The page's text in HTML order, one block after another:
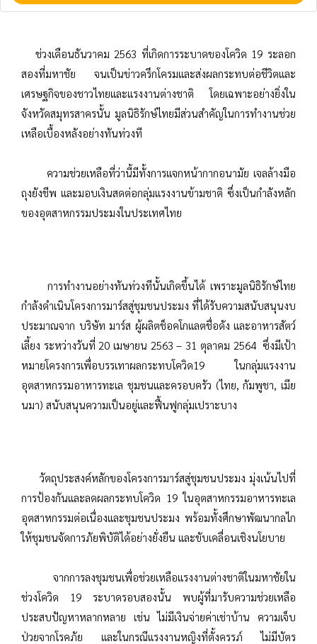
ช่วงเดือนธันวาคม 2563 ที่เกิดการระบาดของโควิด 19 ระลอก
สองที่มหาชัย จนเป็นข่าวครึกโครมและส่งผลกระทบต่อชีวิตและ
เศรษฐกิจของชาวไทยและแรงงานต่างชาติ โดยเฉพาะอย่างยิ่งใน
จังหวัดสมุทรสาครนั้น มูลนิธิรักษ์ไทยมีส่วนสำคัญในการทำงานช่วย
เหลือเบื้องหลังอย่างทันท่วงที
ความช่วยเหลือที่ว่านี้มีทั้งการแจกหน้ากากอนามัย เจลล้างมือ
ถุงยังชีพ และมอบเงินสดต่อกลุ่มแรงงานข้ามชาติ ซึ่งเป็นกำลังหลัก
ของอุตสาหกรรมประมงในประเทศไทย
การทำงานอย่างทันท่วงทีนั้นเกิดขึ้นได้ เพราะมูลนิธิรักษ์ไทย
กำลังดำเนินโครงการมาร์สสู่ชุมชนประมง ที่ได้รับความสนับสนุนงบ
ประมาณจาก บริษัท มาร์ส ผู้ผลิตช็อคโกแลตชื่อดัง และอาหารสัตว์
เลี้ยง ระหว่างวันที่ 20 เมษายน 2563 – 31 ตุลาคม 2564 ซึ่งมีเป้า
หมายโครงการเพื่อบรรเทาผลกระทบโควิด19 ในกลุ่มแรงงาน
อุตสาหกรรมอาหารทะเล ชุมชนและครอบครัว (ไทย, กัมพูชา, เมีย
นมา) สนับสนุนความเป็นอยู่และฟื้นฟูกลุ่มเปราะบาง
วัตถุประสงค์หลักของโครงการมาร์สสู่ชุมชนประมง มุ่งเน้นไปที่
การป้องกันและลดผลกระทบโควิด 19 ในอุตสาหกรรมอาหารทะเล
อุตสาหกรรมต่อเนื่องและชุมชนประมง พร้อมทั้งศึกษาพัฒนากลไก
ให้ชุมชนจัดการภัยพิบัติได้อย่างยั่งยืน และขับเคลื่อนเชิงนโยบาย
จากการลงชุมชนเพื่อช่วยเหลือแรงงานต่างชาติในมหาชัยใน
ช่วงโควิด 19 ระบาดรอบสองนั้น พบผู้ที่มารับความช่วยเหลือ
ประสบปัญหาหลากหลาย เช่น ไม่มีเงินจ่ายค่าเช่าบ้าน ความเจ็บ
ป่วยจากโรคภัย และในกรณีแรงงานหญิงที่ตั้งครรภ์ ไม่มีบัตร